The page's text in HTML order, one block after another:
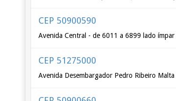
CEP 50900590
Avenida Central - de 6011 a 6899 lado ímpar
CEP 51275000
Avenida Desembargador Pedro Ribeiro